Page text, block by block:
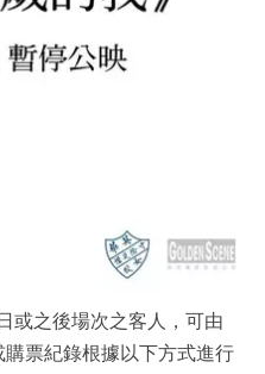
或之後場次之客人，可由
票紀錄根據以下方式進行